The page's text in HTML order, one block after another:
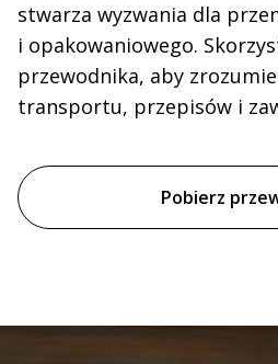
stwarza wyzwania dla
i opakowaniowego.
przewodnika, aby
transportu, przepisów i
Pobierz